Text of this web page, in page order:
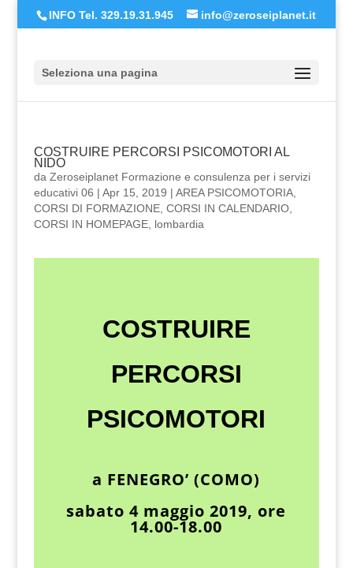
INFO Tel. 329.19.31.945 info@zeroseiplanet.it
Seleziona una pagina
COSTRUIRE PERCORSI PSICOMOTORI AL
NIDO
da Zeroseiplanet Formazione e consulenza per i servizi
educativi 06 | Apr 15, 2019 | AREA PSICOMOTORIA,
CORSI DI FORMAZIONE, CORSI IN CALENDARIO,
CORSI IN HOMEPAGE, lombardia
COSTRUIRE
PERCORSI
PSICOMOTORI
a FENEGRO’ (COMO)
sabato 4 maggio 2019, ore
14.00-18.00